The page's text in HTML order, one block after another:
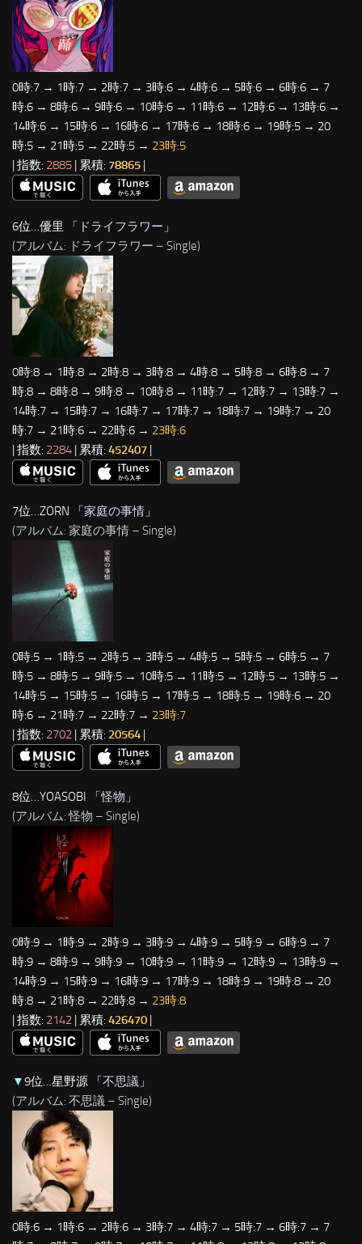
0時:7 → 1時:7 → 2時:7 → 3時:6 → 4時:6 → 5時:6 → 6時:6 → 7
時:6 → 8時:6 → 9時:6 → 10時:6 → 11時:6 → 12時:6 → 13時:6 →
14時:6 → 15時:6 → 16時:6 → 17時:6 → 18時:6 → 19時:5 → 20
時:5 → 21時:5 → 22時:5 → 23時:5
| 指数: 2885 | 累積: 78865 |
6位…優里 「 ドライフラワー 」
(アルバム: ドライフラワー – Single)
0時:8 → 1時:8 → 2時:8 → 3時:8 → 4時:8 → 5時:8 → 6時:8 → 7
時:8 → 8時:8 → 9時:8 → 10時:8 → 11時:7 → 12時:7 → 13時:7 →
14時:7 → 15時:7 → 16時:7 → 17時:7 → 18時:7 → 19時:7 → 20
時:7 → 21時:6 → 22時:6 → 23時:6
| 指数: 2284 | 累積: 452407 |
7位…ZORN 「 家庭の事情 」
(アルバム: 家庭の事情 – Single)
0時:5 → 1時:5 → 2時:5 → 3時:5 → 4時:5 → 5時:5 → 6時:5 → 7
時:5 → 8時:5 → 9時:5 → 10時:5 → 11時:5 → 12時:5 → 13時:5 →
14時:5 → 15時:5 → 16時:5 → 17時:5 → 18時:5 → 19時:6 → 20
時:6 → 21時:7 → 22時:7 → 23時:7
| 指数: 2702 | 累積: 20564
8位…YOASOBI 「怪物 」
(アルバム: 怪物 – Single)
0時:9 → 1時:9 → 2時:9 → 3時:9 → 4時:9 → 5時:9 → 6時:9 → 7
時:9 → 8時:9 → 9時:9 → 10時:9 → 11時:9 → 12時:9 → 13時:9 →
14時:9 → 15時:9 → 16時:9 → 17時:9 → 18時:9 → 19時:8 → 20
時:8 → 21時:8 → 22時:8 → 23時:8
| 指数: 2142 | 累積: 426470 |
▼9位…星野源 「不思議 」
(アルバム: 不思議 – Single)
0時:6 → 1時:6 → 2時:6 → 3時:7 → 4時:7 → 5時:7 → 6時:7 → 7